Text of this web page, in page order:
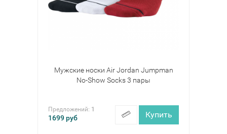
Мужские носки Air Jordan Jumpman
No-Show Socks 3 пары
Предложений: 1
1699руб Купить